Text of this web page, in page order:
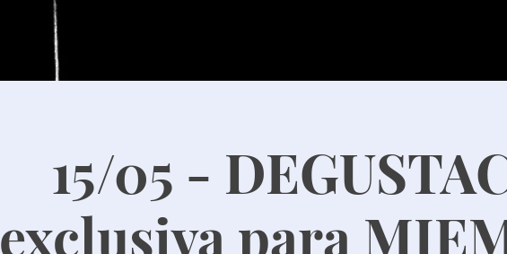
15/05 -
exclusiva para